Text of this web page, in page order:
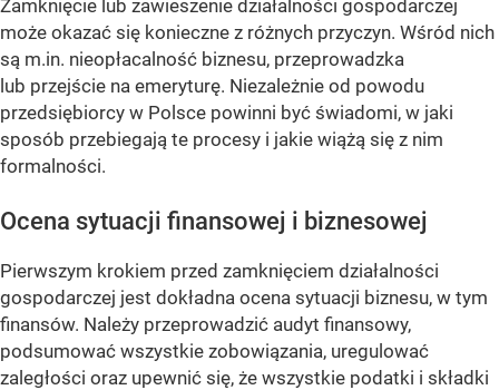
Zamknięcie lub zawieszenie działalności gospodarczej
może okazać się konieczne z różnych przyczyn. Wśród nich
są m.in. nieopłacalność biznesu, przeprowadzka
lub przejście na emeryturę. Niezależnie od powodu
przedsiębiorcy w Polsce powinni być świadomi, w jaki
sposób przebiegają te procesy i jakie wiążą się z nim
formalności.
Ocena sytuacji finansowej i biznesowej
Pierwszym krokiem przed zamknięciem działalności
gospodarczej jest dokładna ocena sytuacji biznesu, w tym
finansów. Należy przeprowadzić audyt finansowy,
podsumować wszystkie zobowiązania, uregulować
zaległości oraz upewnić się, że wszystkie podatki i składki